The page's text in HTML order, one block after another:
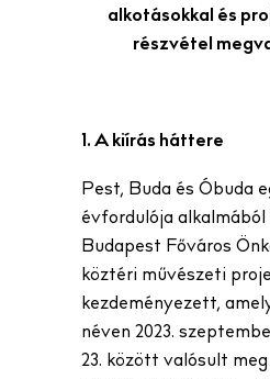
alkotásokkal és
részvétel
1. A kiírás háttere
Pest, Buda és Óbuda
évfordulója alkalmából
Budapest Főváros
köztéri művészeti
kezdeményezett,
néven 2023.
23. között valósult